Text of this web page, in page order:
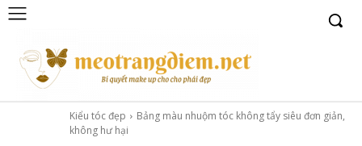
Kiểu tóc đẹp
Bảng màu nhuộm tóc không tẩy siêu đơn giản,
không hư hại